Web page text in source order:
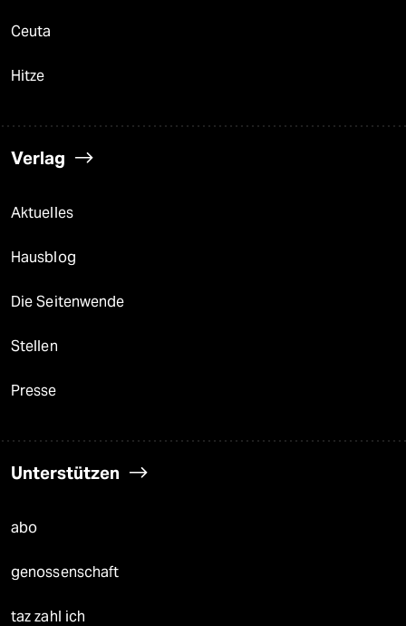
Ceuta
Hitze
Verlag
Aktuelles
Hausblog
Die Seitenwende
Stellen
Presse
Unterstützen
abo
genossenschaft
taz zahl ich